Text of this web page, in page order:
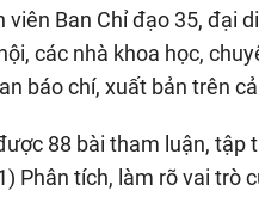
viên Ban Chỉ đạo 35, đại
các nhà khoa học,
báo chí, xuất bản trên
88 bài tham luận, tập
Phân tích, làm rõ vai trò